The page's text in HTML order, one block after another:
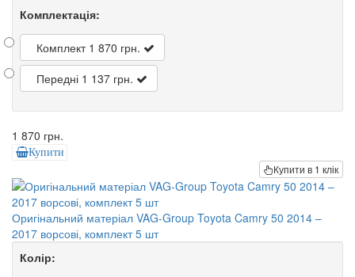
Комплектація:
Комплект 1 870 грн.
Передні 1 137 грн.
1 870 грн.
Купити
Купити в 1 клік
Оригінальний матеріал VAG-Group Toyota Camry 50 2014 –
2017 ворсові, комплект 5 шт
Колір: